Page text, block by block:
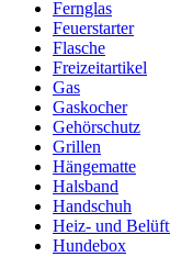
Fernglas
Feuerstarter
Flasche
Freizeitartikel
Gas
Gaskocher
Gehörschutz
Grillen
Hängematte
Halsband
Handschuh
Heiz- und
Hundebox